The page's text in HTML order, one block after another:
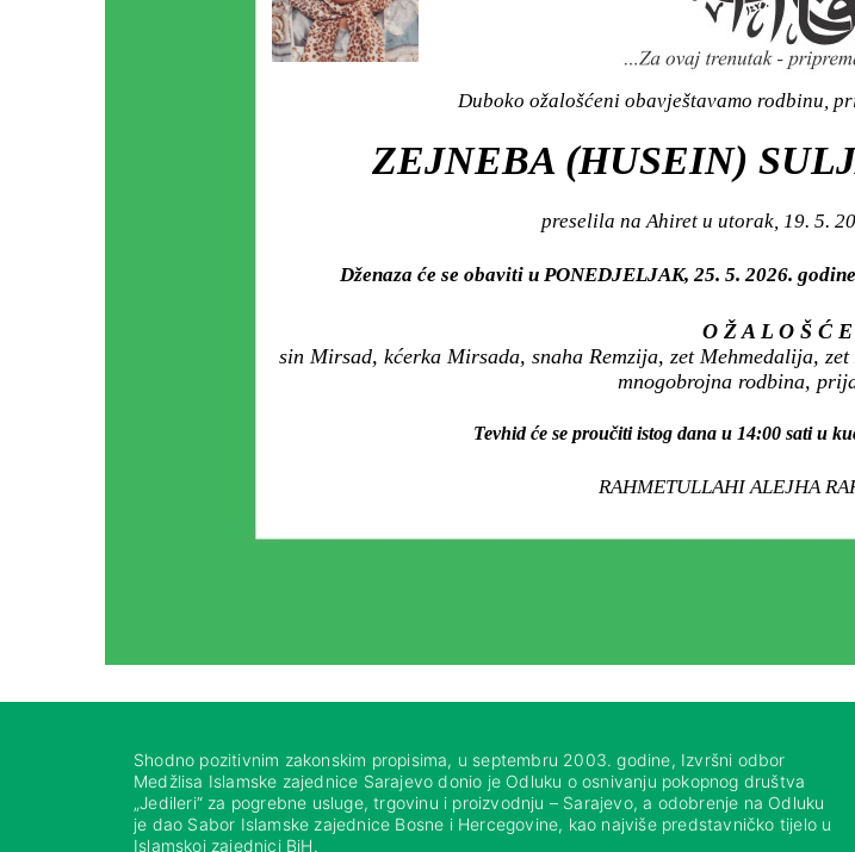
Duboko ožalošćeni obavještavamo rodbinu,
ZEJNEBA (HUSEIN)
preselila na Ahiret u utorak, 19. 5.
Dženaza će se obaviti u PONEDJELJAK, 25. 5. 2026.
O Ž A L O Š Ć
sin Mirsad, kćerka Mirsada, snaha Remzija, zet Mehmedalija,
mnogobrojna rodbina,
Tevhid će se proučiti istog dana u 14:00 sati u
RAHMETULLAHI ALEJHA
Shodno pozitivnim zakonskim propisima, u septembru 2003. godine, Izvršni odbor
Medžlisa Islamske zajednice Sarajevo donio je Odluku o osnivanju pokopnog društva
„Jedileri“ za pogrebne usluge, trgovinu i proizvodnju – Sarajevo, a odobrenje na Odluku
je dao Sabor Islamske zajednice Bosne i Hercegovine, kao najviše predstavničko tijelo u
Islamskoj zajednici BiH.